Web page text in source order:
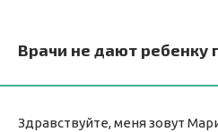
Врачи не дают ребенку
Здравствуйте, меня зовут